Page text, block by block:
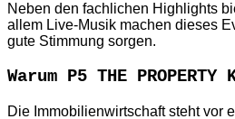
Neben den fachlichen Highlights
allem Live-Musik machen dieses
gute Stimmung sorgen.
Warum P5 THE
Die Immobilienwirtschaft steht vor